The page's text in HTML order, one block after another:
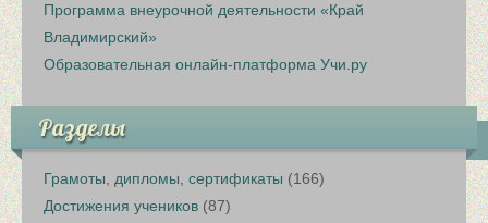
Программа внеурочной деятельности «Край
Владимирский»
Образовательная онлайн-платформа Учи.ру
Разделы
Грамоты, дипломы, сертификаты (166)
Достижения учеников (87)